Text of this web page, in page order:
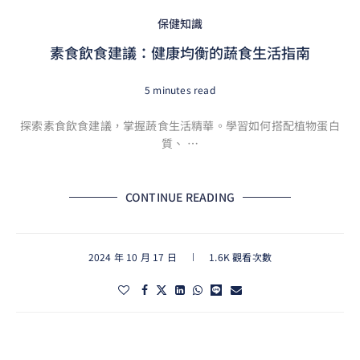
保健知識
素食飲食建議：健康均衡的蔬食生活指南
5 minutes read
探索素食飲食建議，掌握蔬食生活精華。學習如何搭配植物蛋白
質、 …
CONTINUE READING
2024 年 10 月 17 日 1.6K 觀看次數